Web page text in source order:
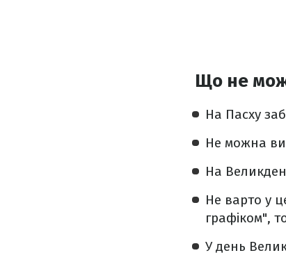
Що не
На Пасху
Не можна
На
Не варто у
графіком",
У день